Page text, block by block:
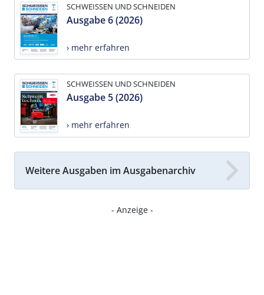
SCHWEISSEN UND SCHNEIDEN
Ausgabe 6 (2026)
› mehr erfahren
SCHWEISSEN UND SCHNEIDEN
Ausgabe 5 (2026)
› mehr erfahren
Weitere Ausgaben im Ausgabenarchiv
- Anzeige -